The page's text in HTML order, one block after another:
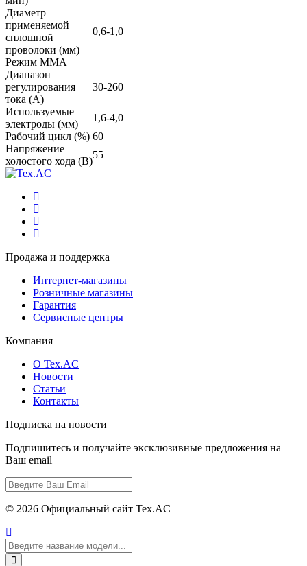
Диаметр
применяемой
сплошной
проволоки (мм)
0,6-1,0
Режим ММА
Диапазон
регулирования
тока (А)
30-260
Используемые
электроды (мм)
1,6-4,0
Рабочий цикл (%) 60
Напряжение
холостого хода (В)
55
Продажа и поддержка
Интернет-магазины
Розничные магазины
Гарантия
Сервисные центры
Компания
О Tex.AC
Новости
Статьи
Контакты
Подписка на новости
Подпишитесь и получайте эксклюзивные предложения на
Ваш email
© 2026 Официальный сайт Tex.AC